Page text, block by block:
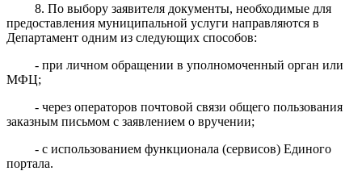
8. По выбору заявителя документы, необходимые для
предоставления муниципальной услуги направляются в
Департамент одним из следующих способов:
- при личном обращении в уполномоченный орган или
МФЦ;
- через операторов почтовой связи общего пользования
заказным письмом с заявлением о вручении;
- с использованием функционала (сервисов) Единого
портала.